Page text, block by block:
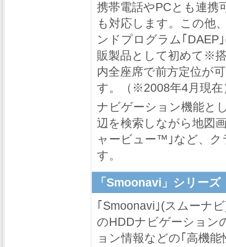
携帯電話やPCとも連
も対応します。この他
ンドプログラム｢DAEP
販製品として初めて※
内全座席で前方定位が
す。（※2008年4月現在
ナビゲーション機能と
辺を検索しながら地図
ャービュー™｣など、ク
す。
「Smoonavi」シリーズ
｢Smoonavi｣(スムーナ
のHDDナビゲーション
ョン情報などの｢高機